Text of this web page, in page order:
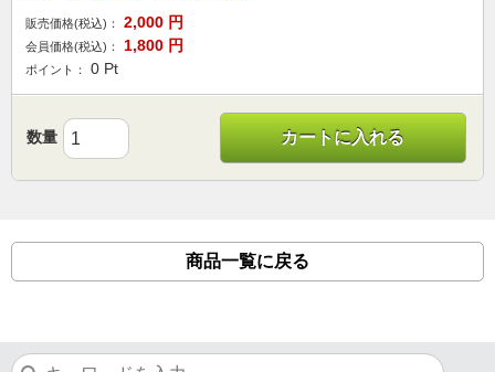
販売価格(税込)： 2,000 円
会員価格(税込)： 1,800 円
ポイント： 0 Pt
数量 カートに入れる
商品一覧に戻る